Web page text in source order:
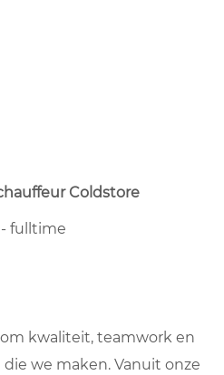
Coldstore
fulltime
kwaliteit, teamwork en
we maken. Vanuit onze